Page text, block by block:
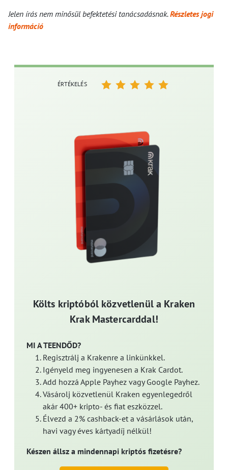
Jelen írás nem minősül befektetési tanácsadásnak.Részletes jogi
információ
Költs kriptóból közvetlenül a Kraken
Krak Mastercarddal!
MI A TEENDŐD?
Regisztrálj a Krakenre a linkünkkel.
Igényeld meg ingyenesen a Krak Cardot.
Add hozzá Apple Payhez vagy Google Payhez.
Vásárolj közvetlenül Kraken egyenlegedről
akár 400+ kripto- és fiat eszközzel.
Élvezd a 2% cashback-et a vásárlások után,
havi vagy éves kártyadíj nélkül!
Készen állsz a mindennapi kriptós fizetésre?
ÉRTÉKELÉS